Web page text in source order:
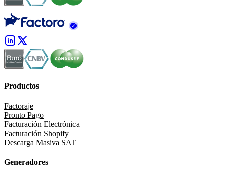
Productos
Factoraje
Pronto Pago
Facturación Electrónica
Facturación Shopify
Descarga Masiva SAT
Generadores